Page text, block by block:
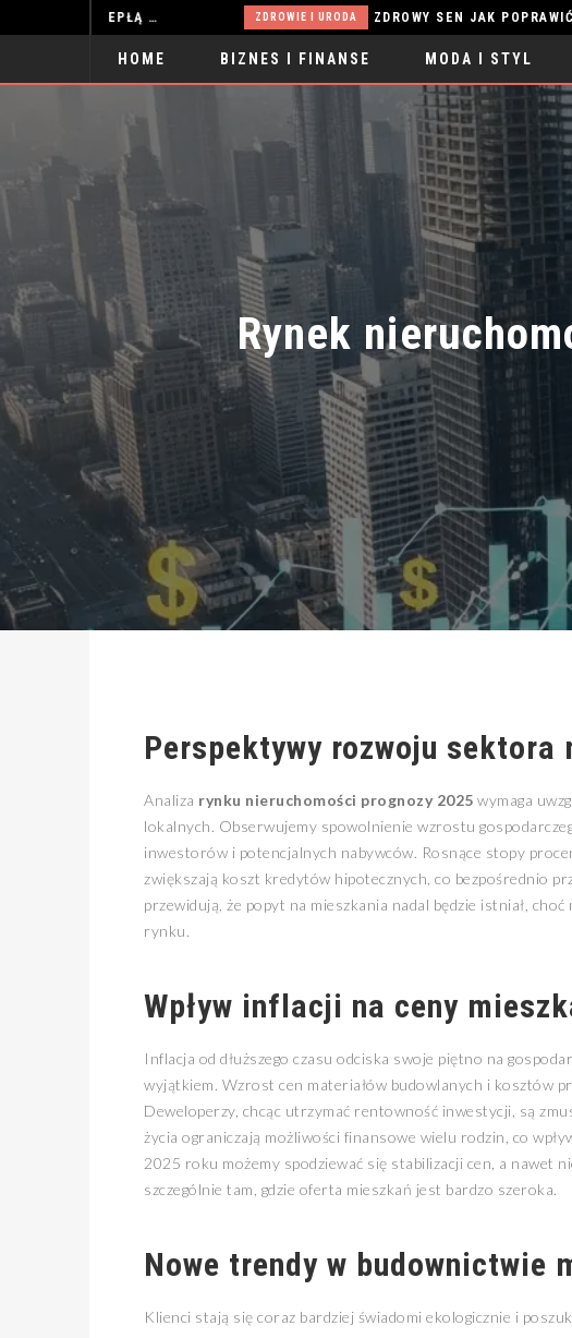
ZDROWIE I URODA
HOME BIZNES I FINANSE MODA I STYL
Rynek
Perspektywy rozwoju sektora
Analiza rynku nieruchomości prognozy 2025 wymaga
lokalnych. Obserwujemy spowolnienie wzrostu
inwestorów i potencjalnych nabywców. Rosnące stopy
zwiększają koszt kredytów hipotecznych, co bezpośrednio
przewidują, że popyt na mieszkania nadal będzie istniał,
rynku.
Wpływ inflacji na ceny
Inflacja od dłuższego czasu odciska swoje piętno na
wyjątkiem. Wzrost cen materiałów budowlanych i kosztów
Deweloperzy, chcąc utrzymać rentowność inwestycji, są
życia ograniczają możliwości finansowe wielu rodzin, co
2025 roku możemy spodziewać się stabilizacji cen, a nawet
szczególnie tam, gdzie oferta mieszkań jest bardzo szeroka.
Nowe trendy w budownictwie
Klienci stają się coraz bardziej świadomi ekologicznie i